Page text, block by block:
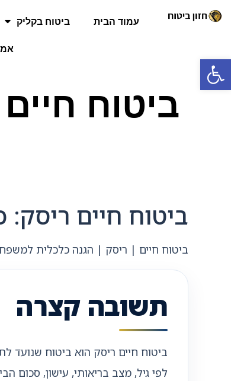
פתח סרגל נגישות
עמוד הבית ביטוח בקליק
ביטוח
ביטוח חיים
ביטוח חיים | ריסק | הגנה כלכלית
תשובה קצרה
ביטוח חיים ריסק הוא ביטוח
לפי גיל, מצב בריאותי, עישון, סכום